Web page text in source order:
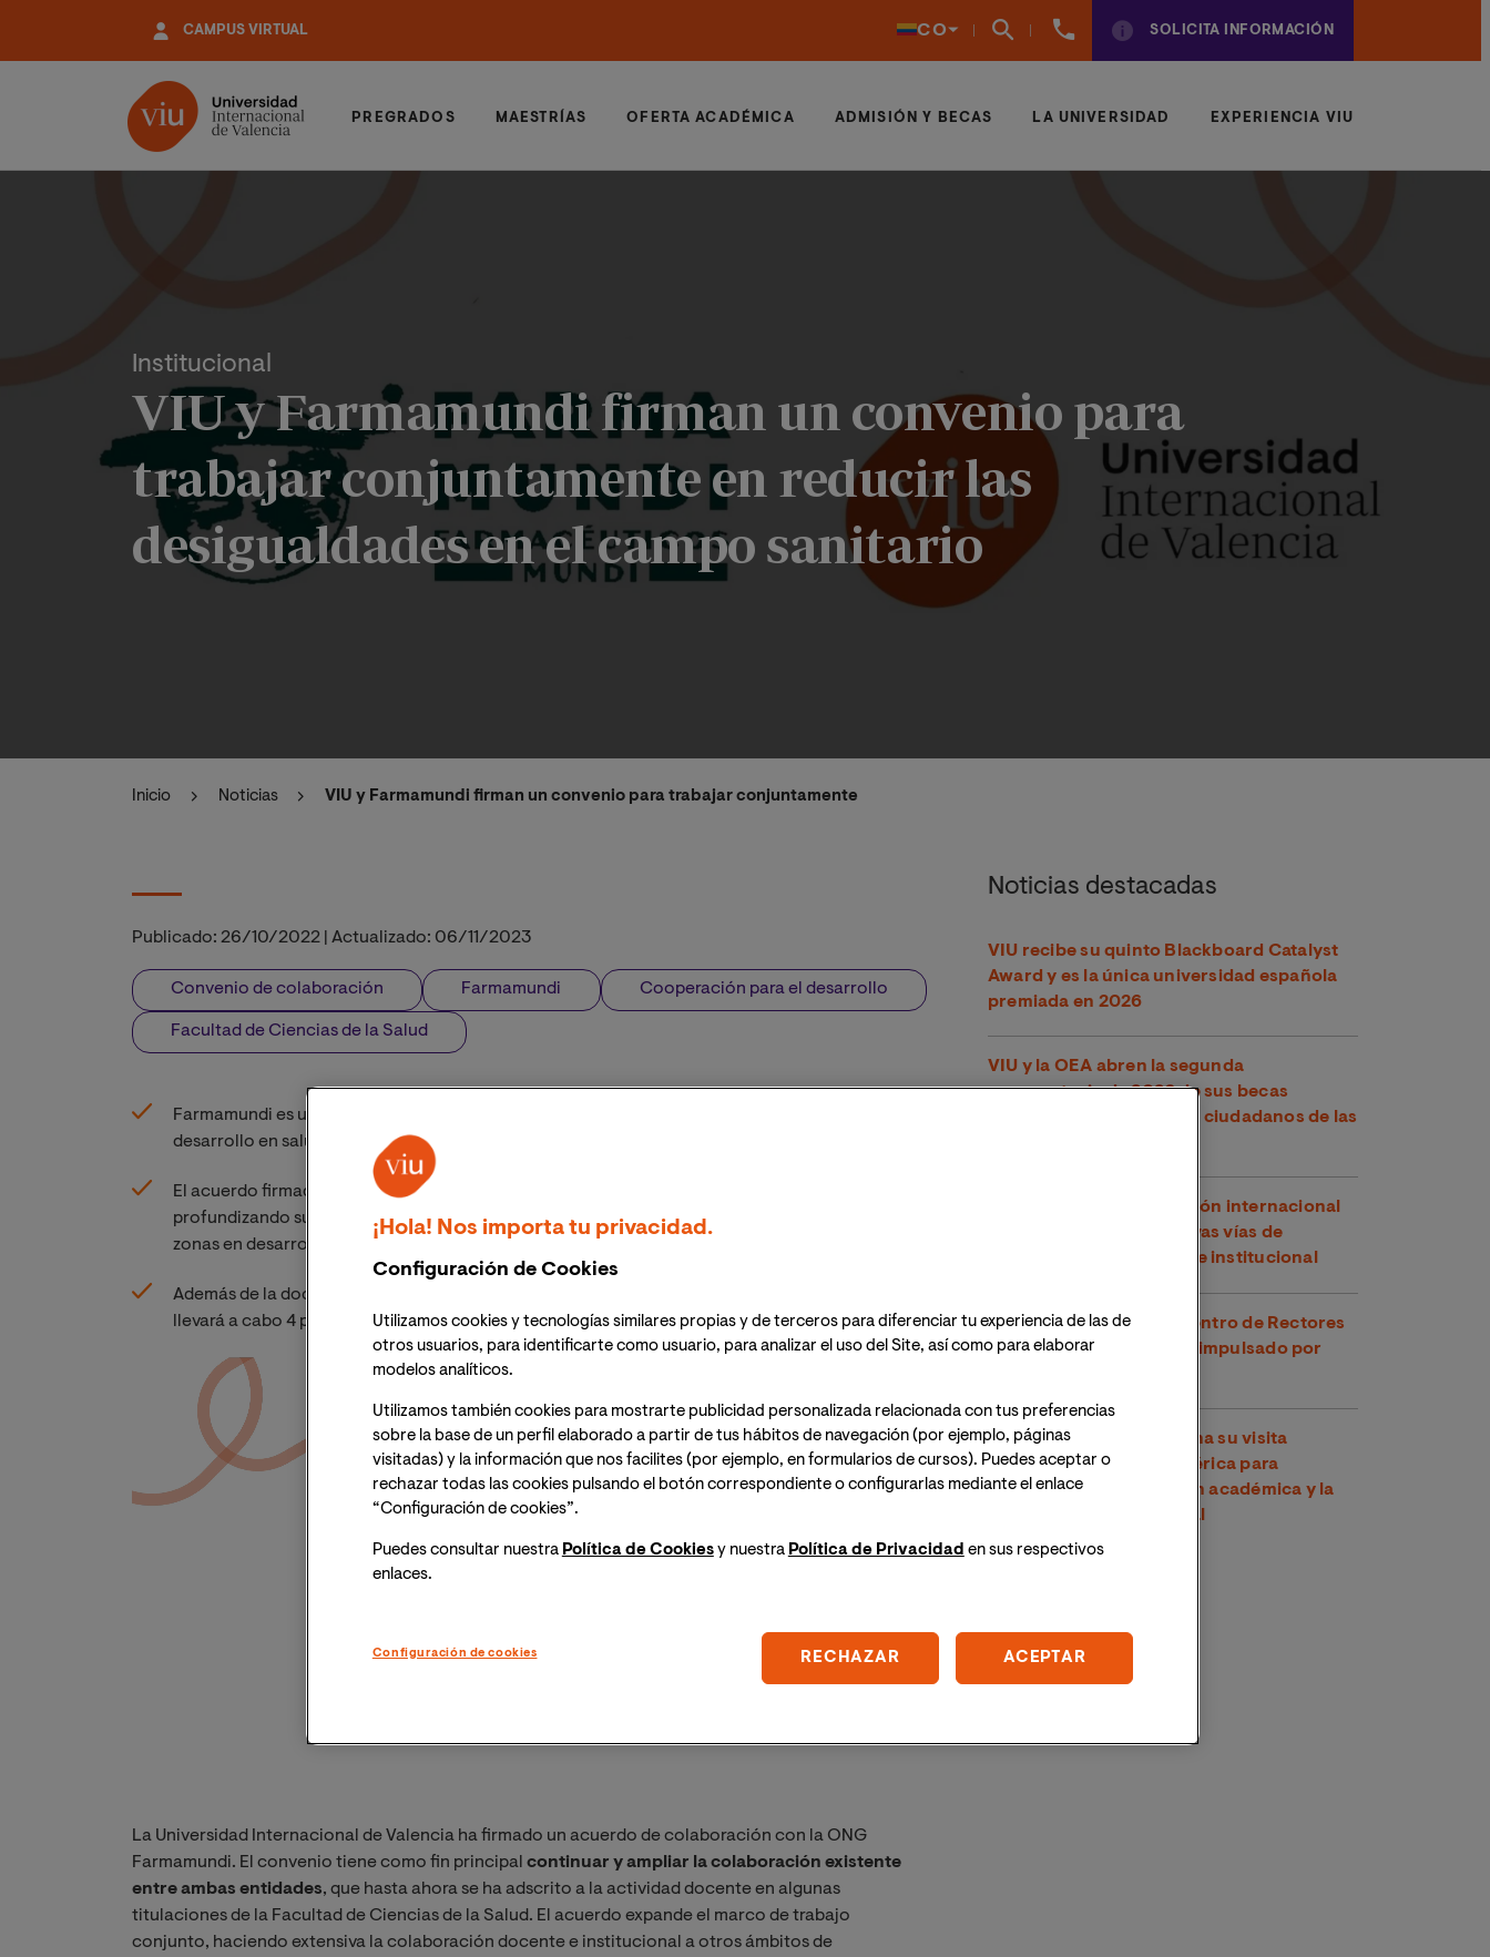
contenido
CAMPUS VIRTUAL CO
(+57)
SOLICITA INFORMACIÓN
PREGRADOS MAESTRÍAS OFERTA ACADÉMICA ADMISIÓN Y BECAS LA UNIVERSIDAD EXPERIENCIA VIU
Institucional
VIU y Farmamundi firman un convenio para
trabajar conjuntamente en reducir las
desigualdades en el campo sanitario
Inicio Noticias VIU y Farmamundi firman un convenio para trabajar conjuntamente en reducir las desigualdades en el campo sanitario
Publicado: 26/10/2022 Actualizado: 06/11/2023
Convenio de colaboración Farmamundi Cooperación para el desarrollo
Facultad de Ciencias de la Salud
Farmamundi es una ONG con más de 30 años de experiencia en el ámbito de la cooperación al
desarrollo en salud, tanto a nivel nacional como internacional
El acuerdo firmado amplía el marco de cooperación existente entre VIU y la ONG,
profundizando su trabajo conjunto en pos de una salud integral, especialmente enfocada a
zonas en desarrollo y colectivos vulnerables y/o desfavorecidos
Además de la docencia de integrantes de Farmamundi en titulaciones de la Universidad, VIU
llevará a cabo 4 proyectos con la ONG y realizará actividades de investigación conjuntas
La Universidad Internacional de Valencia ha firmado un acuerdo de colaboración con la ONG
Farmamundi. El convenio tiene como fin principal continuar y ampliar la colaboración existente
entre ambas entidades, que hasta ahora se ha adscrito a la actividad docente en algunas
titulaciones de la Facultad de Ciencias de la Salud. El acuerdo expande el marco de trabajo
conjunto, haciendo extensiva la colaboración docente e institucional a otros ámbitos de
Noticias destacadas
VIU recibe su quinto Blackboard Catalyst
Award y es la única universidad española
premiada en 2026
VIU y la OEA abren la segunda
convocatoria de 2026 de sus becas
conjuntas, dirigidas a los ciudadanos de las
VIU refuerza su proyección internacional
en Perú explorando nuevas vías de
cooperación académica e institucional
VIU participa en el Encuentro de Rectores
y Rectoras Perú-España impulsado por
VIU continúa en Argentina su visita
institucional a Latinoamérica para
fortalecer la cooperación académica y la
proyección internacional
¡Hola! Nos importa tu privacidad.
Configuración de Cookies
Utilizamos cookies y tecnologías similares propias y de terceros para diferenciar tu experiencia de las de
otros usuarios, para identificarte como usuario, para analizar el uso del Site, así como para elaborar
modelos analíticos.
Utilizamos también cookies para mostrarte publicidad personalizada relacionada con tus preferencias
sobre la base de un perfil elaborado a partir de tus hábitos de navegación (por ejemplo, páginas
visitadas) y la información que nos facilites (por ejemplo, en formularios de cursos). Puedes aceptar o
rechazar todas las cookies pulsando el botón correspondiente o configurarlas mediante el enlace
“Configuración de cookies”.
Puedes consultar nuestra Política de Cookiesy nuestra Política de Privacidad en sus respectivos
enlaces.
Configuración de cookies RECHAZAR ACEPTAR